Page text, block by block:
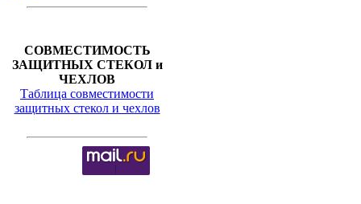
СОВМЕСТИМОСТЬ
ЗАЩИТНЫХ СТЕКОЛ и
ЧЕХЛОВ
Таблица совместимости
защитных стекол и чехлов